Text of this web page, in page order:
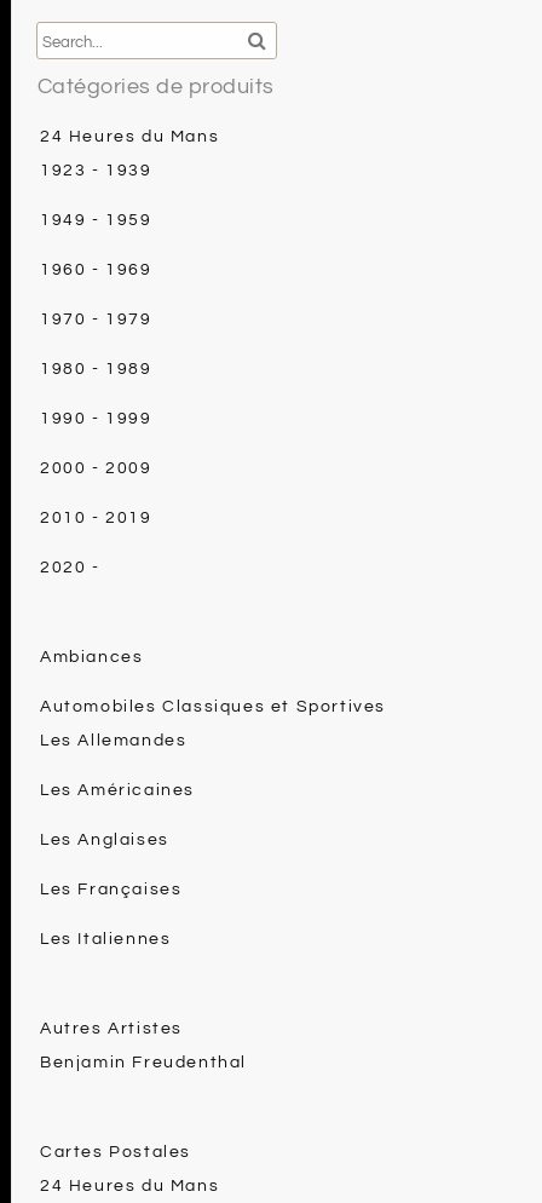
e
b
o
e
g
Catégories de produits
24 Heures du Mans
1923 - 1939
1949 - 1959
1960 - 1969
1970 - 1979
1980 - 1989
1990 - 1999
2000 - 2009
2010 - 2019
2020 -
Ambiances
Automobiles Classiques et Sportives
Les Allemandes
Les Américaines
Les Anglaises
Les Françaises
Les Italiennes
Autres Artistes
Benjamin Freudenthal
Cartes Postales
24 Heures du Mans